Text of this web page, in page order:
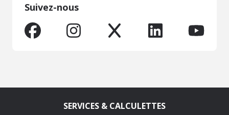
Suivez-nous
SERVICES & CALCULETTES